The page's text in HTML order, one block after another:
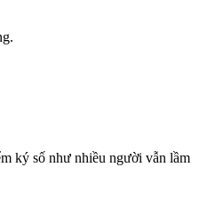
ký số như nhiều người vẫn lầm